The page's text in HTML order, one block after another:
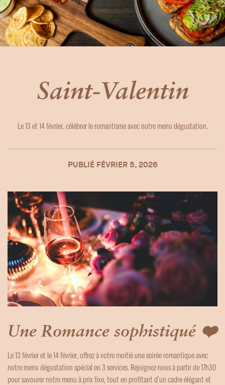
Saint-Valentin
Le 13 et 14 février, célébrer le romantisme avec notre menu dégustation.
PUBLIÉ FÉVRIER 5, 2026
Une Romance sophistiqué ❤️
Le 13 février et le 14 février, offrez à votre moitié une soirée romantique avec
notre menu dégustation spécial en 3 services. Rejoignez-nous à partir de 17h30
pour savourer notre menu à prix fixe, tout en profitant d’un cadre élégant et